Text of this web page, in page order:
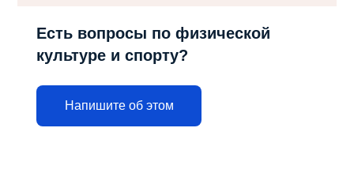
Есть вопросы по физической
культуре и спорту?
Напишите об этом